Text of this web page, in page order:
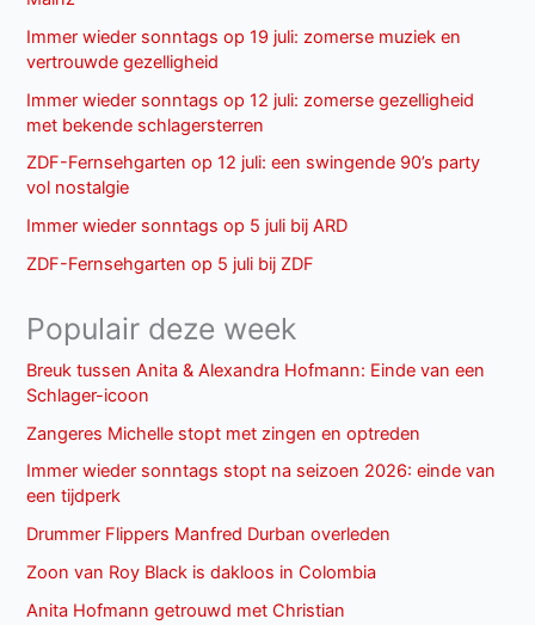
Immer wieder sonntags op 19 juli: zomerse muziek en
vertrouwde gezelligheid
Immer wieder sonntags op 12 juli: zomerse gezelligheid
met bekende schlagersterren
ZDF-Fernsehgarten op 12 juli: een swingende 90’s party
vol nostalgie
Immer wieder sonntags op 5 juli bij ARD
ZDF-Fernsehgarten op 5 juli bij ZDF
Populair deze week
Breuk tussen Anita & Alexandra Hofmann: Einde van een
Schlager-icoon
Zangeres Michelle stopt met zingen en optreden
Immer wieder sonntags stopt na seizoen 2026: einde van
een tijdperk
Drummer Flippers Manfred Durban overleden
Zoon van Roy Black is dakloos in Colombia
Anita Hofmann getrouwd met Christian